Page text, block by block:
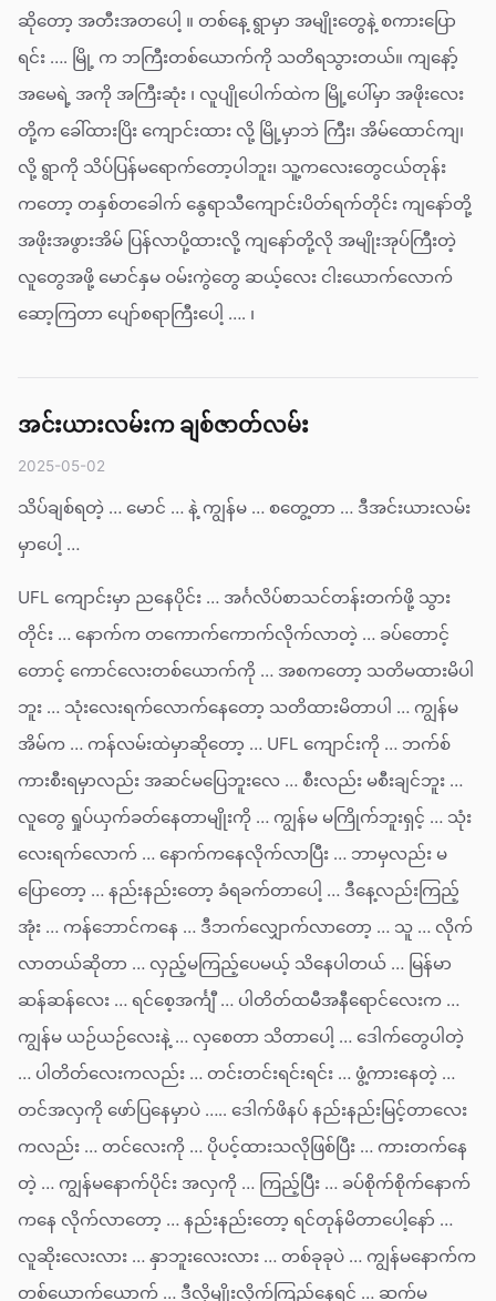
ဆိုတော့ အတီးအတပေါ့ ။ တစ်နေ့ ရွာမှာ အမျိုးတွေနဲ့ စကားပြော
ရင်း …. မြို့ က ဘကြီးတစ်ယောက်ကို သတိရသွားတယ်။ ကျနော့်
အမေရဲ့ အကို အကြီးဆုံး ၊ လူပျိုပေါက်ထဲက မြို့ပေါ်မှာ အဖိုးလေး
တို့က ခေါ်ထားပြိး ကျောင်းထား လို့ မြို့မှာဘဲ ကြီး၊ အိမ်ထောင်ကျ၊
လို့ ရွာကို သိပ်ပြန်မရောက်တော့ပါဘူး၊ သူ့ကလေးတွေငယ်တုန်း
ကတော့ တနှစ်တခေါက် နွေရာသီကျောင်းပိတ်ရက်တိုင်း ကျနော်တို့
အဖိုးအဖွားအိမ် ပြန်လာပို့ထားလို့ ကျနော်တို့လို အမျိုးအုပ်ကြီးတဲ့
လူတွေအဖို့ မောင်နှမ ဝမ်းကွဲတွေ ဆယ့်လေး ငါးယောက်လောက်
ဆော့ကြတာ ပျော်စရာကြီးပေါ့ …. ၊
အင်းယားလမ်းက ချစ်ဇာတ်လမ်း
2025-05-02
သိပ်ချစ်ရတဲ့ … မောင် … နဲ့ ကျွန်မ … စတွေ့တာ … ဒီအင်းယားလမ်း
မှာပေါ့ …
UFL ကျောင်းမှာ ညနေပိုင်း … အင်္ဂလိပ်စာသင်တန်းတက်ဖို့ သွား
တိုင်း … နောက်က တကောက်ကောက်လိုက်လာတဲ့ … ခပ်တောင့်
တောင့် ကောင်လေးတစ်ယောက်ကို … အစကတော့ သတိမထားမိပါ
ဘူး … သုံးလေးရက်လောက်နေတော့ သတိထားမိတာပါ … ကျွန်မ
အိမ်က … ကန်လမ်းထဲမှာဆိုတော့ … UFL ကျောင်းကို … ဘက်စ်
ကားစီးရမှာလည်း အဆင်မပြေဘူးလေ … စီးလည်း မစီးချင်ဘူး …
လူတွေ ရှုပ်ယှက်ခတ်နေတာမျိုးကို … ကျွန်မ မကြိုက်ဘူးရှင့် … သုံး
လေးရက်လောက် … နောက်ကနေလိုက်လာပြီး … ဘာမှလည်း မ
ပြောတော့ … နည်းနည်းတော့ ခံရခက်တာပေါ့ … ဒီနေ့လည်းကြည့်
အုံး … ကန်ဘောင်ကနေ … ဒီဘက်လျှောက်လာတော့ … သူ … လိုက်
လာတယ်ဆိုတာ … လှည့်မကြည့်ပေမယ့် သိနေပါတယ် … မြန်မာ
ဆန်ဆန်လေး … ရင်စေ့အင်္ကျီ … ပါတိတ်ထမီအနီရောင်လေးက …
ကျွန်မ ယဉ်ယဉ်လေးနဲ့ … လှစေတာ သိတာပေါ့ … ဒေါက်တွေပါတဲ့
… ပါတိတ်လေးကလည်း … တင်းတင်းရင်းရင်း … ဖွံ့ကားနေတဲ့ …
တင်အလှကို ဖော်ပြနေမှာပဲ ….. ဒေါက်ဖိနပ် နည်းနည်းမြင့်တာလေး
ကလည်း … တင်လေးကို … ပိုပင့်ထားသလိုဖြစ်ပြီး … ကားတက်နေ
တဲ့ … ကျွန်မနောက်ပိုင်း အလှကို … ကြည့်ပြီး … ခပ်စိုက်စိုက်နောက်
ကနေ လိုက်လာတော့ … နည်းနည်းတော့ ရင်တုန်မိတာပေါ့နော် …
လူဆိုးလေးလား … နှာဘူးလေးလား … တစ်ခုခုပဲ … ကျွန်မနောက်က
တစ်ယောက်ယောက် … ဒီလိုမျိုးလိုက်ကြည့်နေရင် … ဆက်မ